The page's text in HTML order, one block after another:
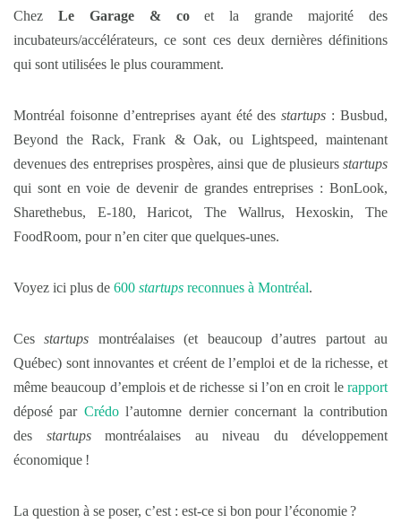
Chez Le Garage & coet la grande majorité des
incubateurs/accélérateurs, ce sont ces deux dernières définitions
qui sont utilisées le plus couramment.
Montréal foisonne d’entreprises ayant été desstartups : Busbud,
Beyond the Rack, Frank & Oak, ou Lightspeed, maintenant
devenues des entreprises prospères, ainsi que de plusieurs startups
qui sont en voie de devenir de grandes entreprises : BonLook,
Sharethebus, E-180, Haricot, The Wallrus, Hexoskin, The
FoodRoom, pour n’en citer que quelques-unes.
Voyez ici plus de 600 startups reconnues à Montréal.
Cesstartups montréalaises (et beaucoup d’autres partout au
Québec) sont innovantes et créent de l’emploi et de la richesse, et
même beaucoup d’emplois et de richesse si l’on en croit le rapport
déposé par Crédol’automne dernier concernant la contribution
des startupsmontréalaises au niveau du développement
économique !
La question à se poser, c’est : est-ce si bon pour l’économie ?